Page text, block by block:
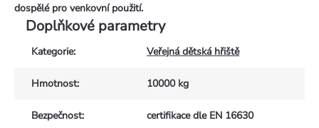
dospělé pro venkovní použití.
Doplňkové parametry
Kategorie: Veřejná dětská hřiště
Hmotnost: 10000 kg
Bezpečnost: certifikace dle EN 16630